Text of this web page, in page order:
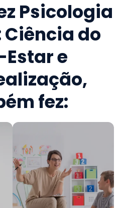
Psicologia
do
e
,
fez: